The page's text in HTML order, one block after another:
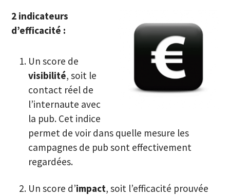
2 indicateurs
d’efficacité :
Un score de
visibilité, soit le
contact réel de
l’internaute avec
la pub. Cet indice
permet de voir dans quelle mesure les
campagnes de pub sont effectivement
regardées.
Un score d’impact, soit l’efficacité prouvée